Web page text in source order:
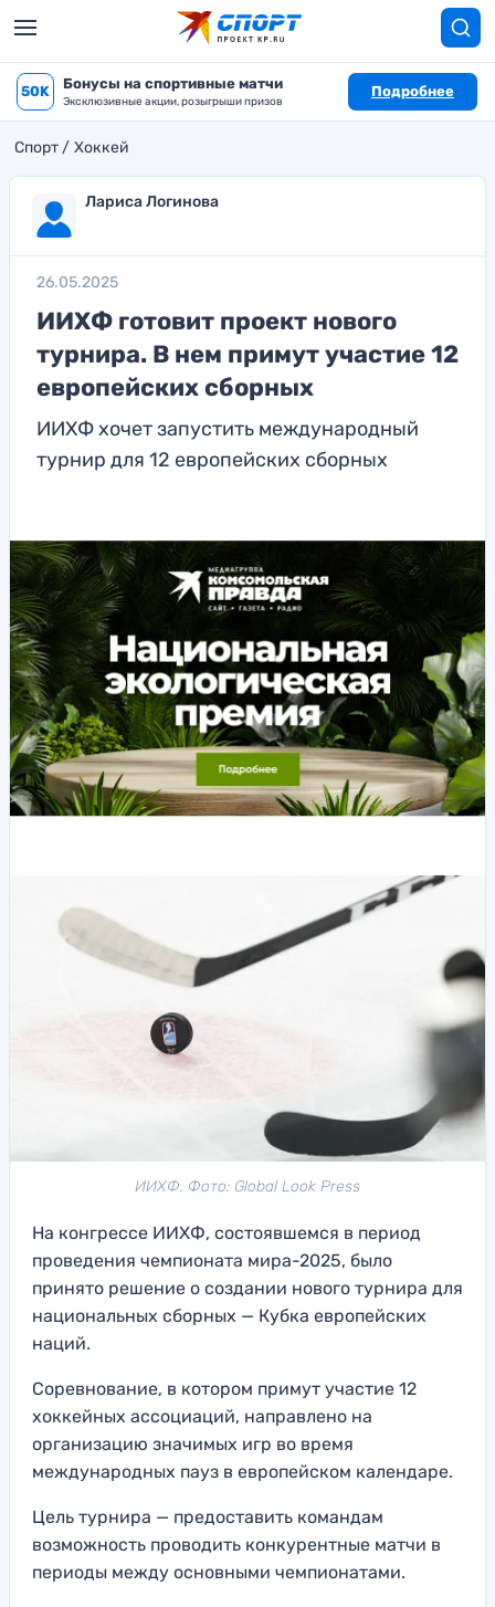
50K Бонусы на спортивные матчи
Эксклюзивные акции, розыгрыши призов
Подробнее
Спорт Хоккей
Лариса Логинова
26.05.2025
ИИХФ готовит проект нового
турнира. В нем примут участие 12
европейских сборных
ИИХФ хочет запустить международный
турнир для 12 европейских сборных
ИИХФ. Фото: Global Look Press
На конгрессе ИИХФ, состоявшемся в период
проведения чемпионата мира-2025, было
принято решение о создании нового турнира для
национальных сборных — Кубка европейских
наций.
Соревнование, в котором примут участие 12
хоккейных ассоциаций, направлено на
организацию значимых игр во время
международных пауз в европейском календаре.
Цель турнира — предоставить командам
возможность проводить конкурентные матчи в
периоды между основными чемпионатами.